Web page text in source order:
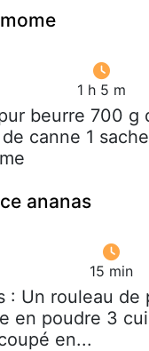
1 h 5 m
beurre 700 g
canne 1
ananas
15 min
: Un rouleau de
en poudre 3
en...